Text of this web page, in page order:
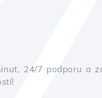
24/7 podporu a